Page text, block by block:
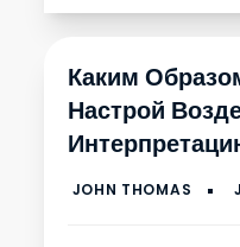
Каким
Настрой